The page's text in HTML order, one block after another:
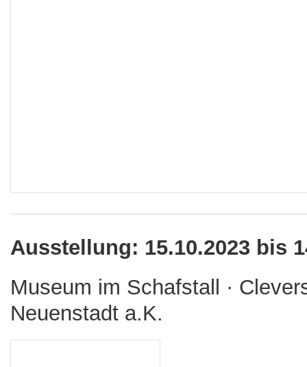
Ausstellung: 15.10.2023 bis
Museum im Schafstall ·
Neuenstadt a.K.